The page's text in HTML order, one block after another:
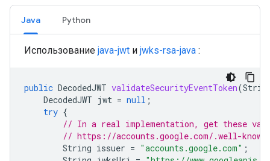
Java Python
Использование java-jwt и jwks-rsa-java :
public DecodedJWT validateSecurityEventToken(
DecodedJWT jwt = null ;
try {
// In a real implementation, get these
// https://accounts.google.com/.well-
String issuer = "accounts.google.com" ;